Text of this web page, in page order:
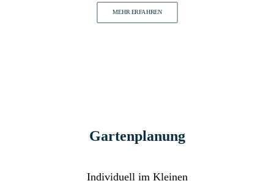
MEHR ERFAHREN
Gartenplanung
Individuell im Kleinen